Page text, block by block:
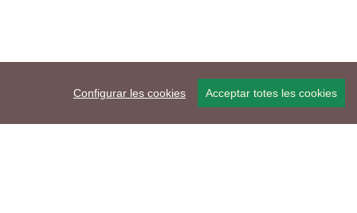
Configurar les cookies Acceptar totes les cookies